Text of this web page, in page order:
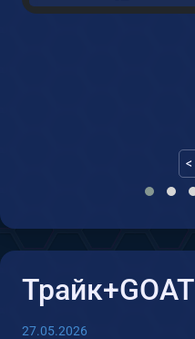
<
Трайк+GOAT
27.05.2026